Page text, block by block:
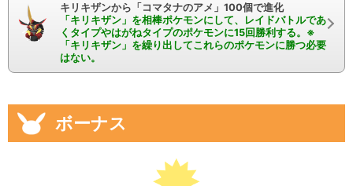
キリキザンから「コマタナのアメ」100個で進化
「キリキザン」を相棒ポケモンにして、レイドバトルであ
くタイプやはがねタイプのポケモンに15回勝利する。※
「キリキザン」を繰り出してこれらのポケモンに勝つ必要
はない。
ボーナス